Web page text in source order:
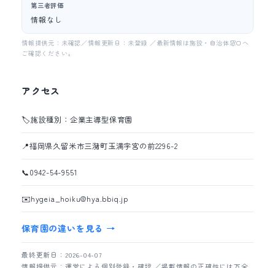
第三者評価
情報なし
情報提供元：未確認／情報更新日：未登録 ／最新情報は施設・自治体窓口へ
ご確認ください。
アクセス
🏷️施設種別：企業主導型保育園
📍福岡県久留米市三潴町玉満字宮の前2296-2
📞0942-54-9551
✉️hygeia_hoiku@hya.bbiq.jp
保育園の違いを見る →
最終更新日：2026-04-07